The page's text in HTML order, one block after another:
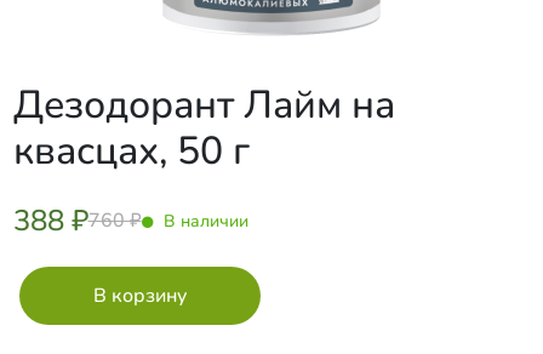
Дезодорант Лайм на
квасцах, 50 г
388 ₽760 ₽ В наличии